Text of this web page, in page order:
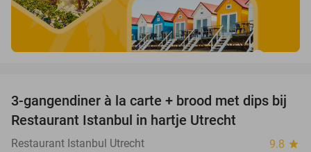
43%
3-gangendiner à la carte + brood met dips bij
Restaurant Istanbul in hartje Utrecht
Restaurant Istanbul Utrecht 9.8 star